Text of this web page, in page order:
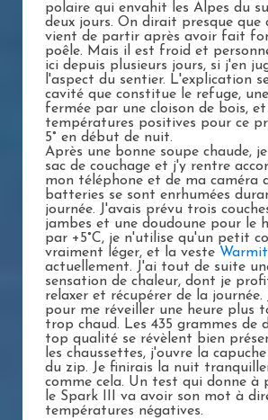
polaire qui envahit les Alpes du
deux jours. On dirait presque que
vient de partir après avoir fait
poêle. Mais il est froid et
ici depuis plusieurs jours, si j'en
l'aspect du sentier. L'explication
cavité que constitue le refuge,
fermée par une cloison de bois, et
températures positives pour ce
5° en début de nuit.
Après une bonne soupe chaude,
sac de couchage et j'y rentre
mon téléphone et de ma caméra
batteries se sont enrhumées
journée. J'avais prévu trois
jambes et une doudoune pour le
par +5°C, je n'utilise qu'un petit
vraiment léger, et la veste Warmit
actuellement. J'ai tout de suite
sensation de chaleur, dont je
relaxer et récupérer de la journée.
pour me réveiller une heure plus
trop chaud. Les 435 grammes de
top qualité se révèlent bien
les chaussettes, j'ouvre la
du zip. Je finirais la nuit
comme cela. Un test qui donne à
le Spark III va avoir son mot à
températures négatives.